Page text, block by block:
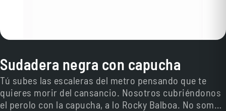
Sudadera negra con capucha
Tú subes las escaleras del metro pensando que te
quieres morir del cansancio. Nosotros cubriéndonos
el perolo con la capucha, a lo Rocky Balboa. No somos